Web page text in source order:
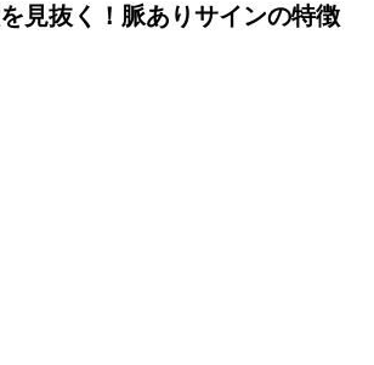
見抜く！脈ありサインの特徴